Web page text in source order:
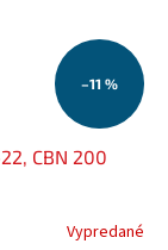
–11 %
CBN 200
Vypredané